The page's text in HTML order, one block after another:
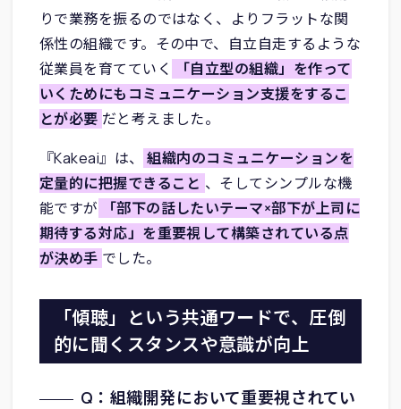
りで業務を振るのではなく、よりフラットな関
係性の組織です。その中で、自立自走するような
従業員を育てていく
「自立型の組織」を作って
いくためにもコミュニケーション支援をするこ
とが必要 だと考えました。
『Kakeai』は、
組織内のコミュニケーションを
定量的に把握できること 、そしてシンプルな機
能ですが
「部下の話したいテーマ×部下が上司に
期待する対応」を重要視して構築されている点
が決め手 でした。
「傾聴」という共通ワードで、圧倒
的に聞くスタンスや意識が向上
Q：組織開発において重要視されてい